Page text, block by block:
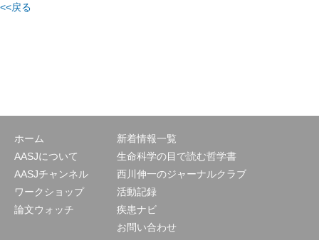
<<戻る
ホーム
AASJについて
AASJチャンネル
ワークショップ
論文ウォッチ
新着情報一覧
生命科学の目で読む哲学書
西川伸一のジャーナルクラブ
活動記録
疾患ナビ
お問い合わせ